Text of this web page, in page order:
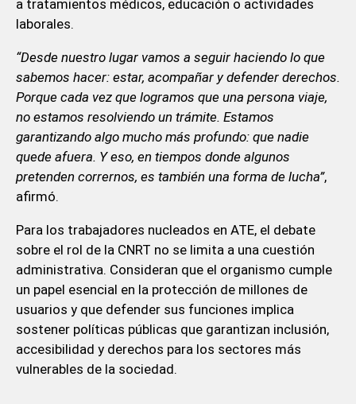
a tratamientos médicos, educación o actividades
laborales.
“Desde nuestro lugar vamos a seguir haciendo lo que
sabemos hacer: estar, acompañar y defender derechos.
Porque cada vez que logramos que una persona viaje,
no estamos resolviendo un trámite. Estamos
garantizando algo mucho más profundo: que nadie
quede afuera. Y eso, en tiempos donde algunos
pretenden corrernos, es también una forma de lucha”,
afirmó.
Para los trabajadores nucleados en ATE, el debate
sobre el rol de la CNRT no se limita a una cuestión
administrativa. Consideran que el organismo cumple
un papel esencial en la protección de millones de
usuarios y que defender sus funciones implica
sostener políticas públicas que garantizan inclusión,
accesibilidad y derechos para los sectores más
vulnerables de la sociedad.